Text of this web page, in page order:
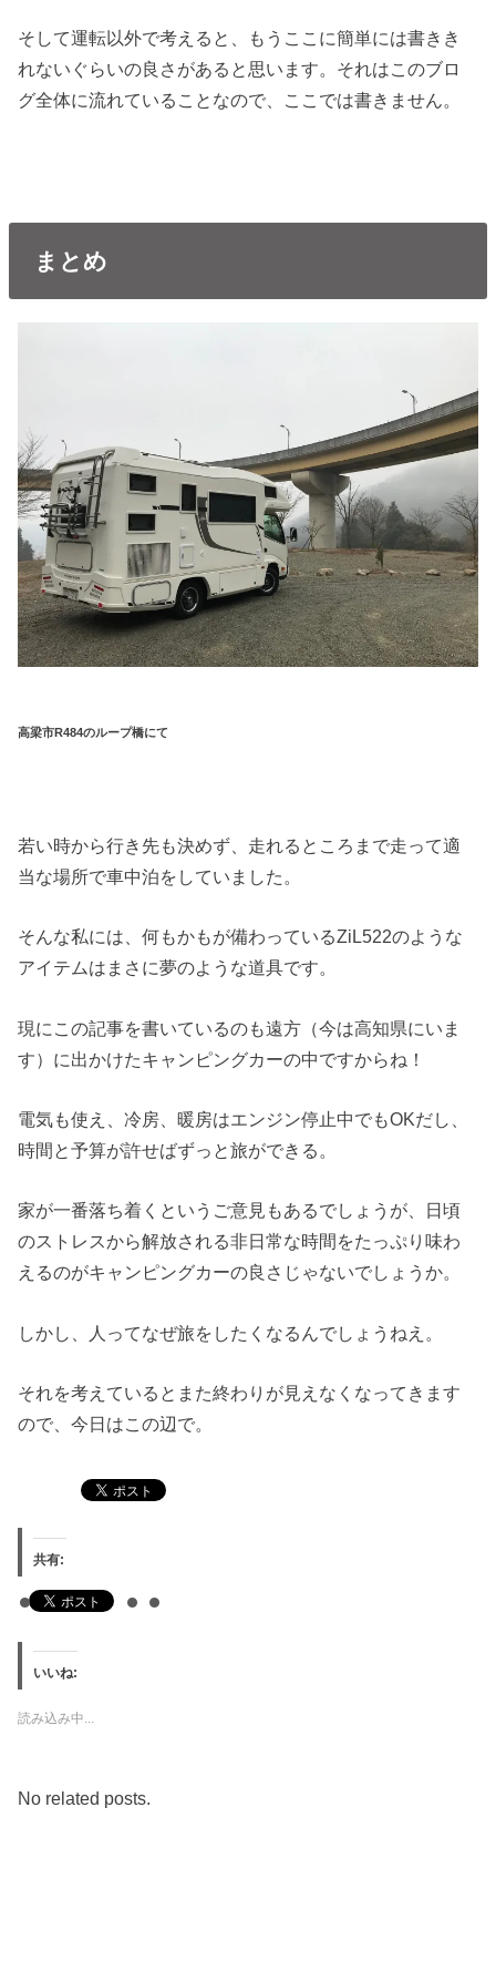
そして運転以外で考えると、もうここに簡単には書きき
れないぐらいの良さがあると思います。それはこのブロ
グ全体に流れていることなので、ここでは書きません。
まとめ
高梁市R484のループ橋にて
若い時から行き先も決めず、走れるところまで走って適
当な場所で車中泊をしていました。
そんな私には、何もかもが備わっているZiL522のような
アイテムはまさに夢のような道具です。
現にこの記事を書いているのも遠方（今は高知県にいま
す）に出かけたキャンピングカーの中ですからね！
電気も使え、冷房、暖房はエンジン停止中でもOKだし、
時間と予算が許せばずっと旅ができる。
家が一番落ち着くというご意見もあるでしょうが、日頃
のストレスから解放される非日常な時間をたっぷり味わ
えるのがキャンピングカーの良さじゃないでしょうか。
しかし、人ってなぜ旅をしたくなるんでしょうねえ。
それを考えているとまた終わりが見えなくなってきます
ので、今日はこの辺で。
共有:
いいね:
読み込み中...
No related posts.